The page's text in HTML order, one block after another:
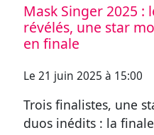
Mask Singer 2025 :
révélés, une star
en finale
Le 21 juin 2025 à 15:00
Trois finalistes, une
duos inédits : la